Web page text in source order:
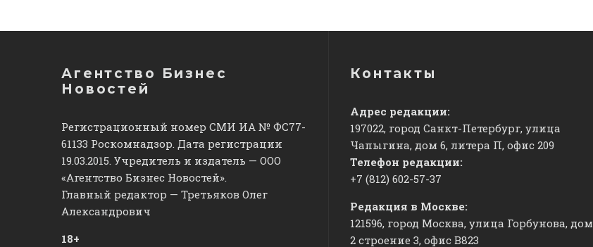
Агентство Бизнес
Новостей
Регистрационный номер СМИ ИА № ФС77-
61133 Роскомнадзор. Дата регистрации
19.03.2015. Учредитель и издатель — ООО
«Агентство Бизнес Новостей».
Главный редактор — Третьяков Олег
Александрович
18+
Контакты
Адрес редакции:
197022, город Санкт-Петербург, улица
Чапыгина, дом 6, литера П, офис 209
Телефон редакции:
+7 (812) 602-57-37
Редакция в Москве:
121596, город Москва, улица Горбунова, дом
2 строение 3, офис ​В823